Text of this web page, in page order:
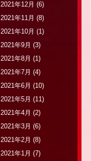
2021年12月 (6)
2021年11月 (8)
2021年10月 (1)
2021年9月 (3)
2021年8月 (1)
2021年7月 (4)
2021年6月 (10)
2021年5月 (11)
2021年4月 (2)
2021年3月 (6)
2021年2月 (8)
2021年1月 (7)